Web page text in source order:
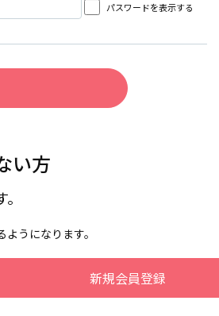
パスワードを表示する
い方
うになります。